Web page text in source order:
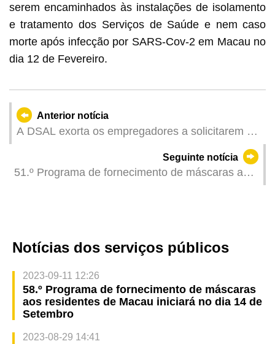
serem encaminhados às instalações de isolamento
e tratamento dos Serviços de Saúde e nem caso
morte após infecção por SARS-Cov-2 em Macau no
dia 12 de Fevereiro.
Anterior notícia
A DSAL exorta os empregadores a solicitarem o
adicional de residentes em situação de procura
de emprego”
Seguinte notícia
51.º Programa de fornecimento de máscaras aos
Notícias dos serviços públicos
2023-09-11 12:26
58.º Programa de fornecimento de máscaras
aos residentes de Macau iniciará no dia 14 de
Setembro
2023-08-29 14:41